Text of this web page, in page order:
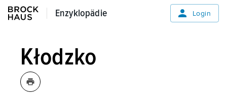
Enzyklopädie
Enzyklopädie Login
Kłodzko